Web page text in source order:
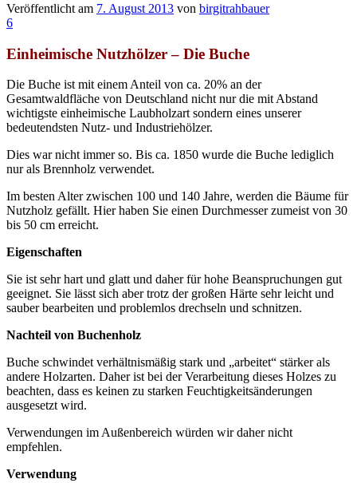
Veröffentlicht am 7. August 2013 von birgitrahbauer
6
Einheimische Nutzhölzer – Die Buche
Die Buche ist mit einem Anteil von ca. 20% an der
Gesamtwaldfläche von Deutschland nicht nur die mit Abstand
wichtigste einheimische Laubholzart sondern eines unserer
bedeutendsten Nutz- und Industriehölzer.
Dies war nicht immer so. Bis ca. 1850 wurde die Buche lediglich
nur als Brennholz verwendet.
Im besten Alter zwischen 100 und 140 Jahre, werden die Bäume für
Nutzholz gefällt. Hier haben Sie einen Durchmesser zumeist von 30
bis 50 cm erreicht.
Eigenschaften
Sie ist sehr hart und glatt und daher für hohe Beanspruchungen gut
geeignet. Sie lässt sich aber trotz der großen Härte sehr leicht und
sauber bearbeiten und problemlos drechseln und schnitzen.
Nachteil von Buchenholz
Buche schwindet verhältnismäßig stark und „arbeitet“ stärker als
andere Holzarten. Daher ist bei der Verarbeitung dieses Holzes zu
beachten, dass es keinen zu starken Feuchtigkeitsänderungen
ausgesetzt wird.
Verwendungen im Außenbereich würden wir daher nicht
empfehlen.
Verwendung